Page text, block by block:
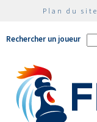
Plan du site
Rechercher un joueur